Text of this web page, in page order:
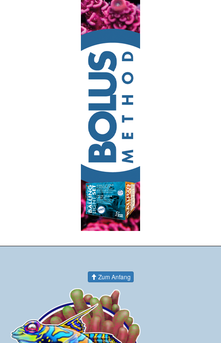
Zum Anfang